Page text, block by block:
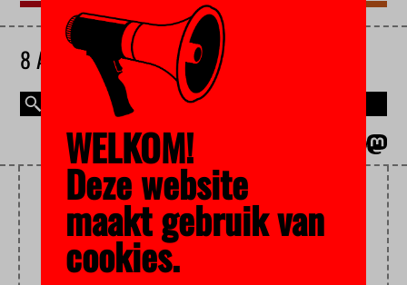
8 AUGUSTUS 2026
WERVING
WELKOM!
Deze website
maakt gebruik van
cookies.